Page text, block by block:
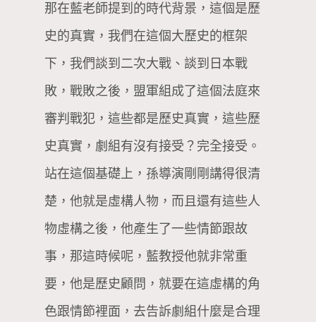
那在藍老師提到的時代背景，這個是歷
史的真實，我們在這個大歷史的框架
下，我們談到二次大戰、談到日本戰
敗，戰敗之後，盟軍組成了這個法庭來
審判戰犯，這些都是歷史真實，這些歷
史真實，劇組有沒有接受？完全接受。
站在這個基礎上，孫導演剛剛講得很清
楚，他就是虛構人物，而且還有這些人
物虛構之後，他產生了一些情節跟故
事，那這時候呢，藍教授他就非常重
要，他是歷史顧問，就要在這虛構的角
色跟情節裡面，去告訴劇組什麼是合理